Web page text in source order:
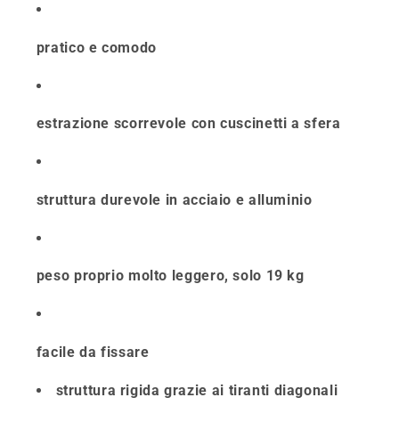
pratico e comodo
estrazione scorrevole con cuscinetti a sfera
struttura durevole in acciaio e alluminio
peso proprio molto leggero, solo 19 kg
facile da fissare
struttura rigida grazie ai tiranti diagonali